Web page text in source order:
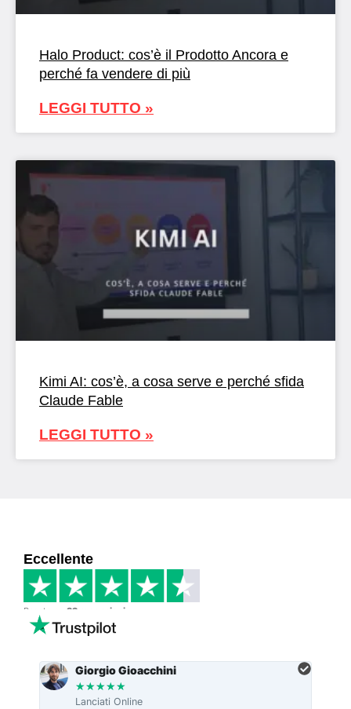
Halo Product: cos’è il Prodotto Ancora e
perché fa vendere di più
LEGGI TUTTO »
Kimi AI: cos’è, a cosa serve e perché sfida
Claude Fable
LEGGI TUTTO »
Eccellente
Basato su 33 recensioni
Giorgio Gioacchini
★★★★★
Lanciati Online